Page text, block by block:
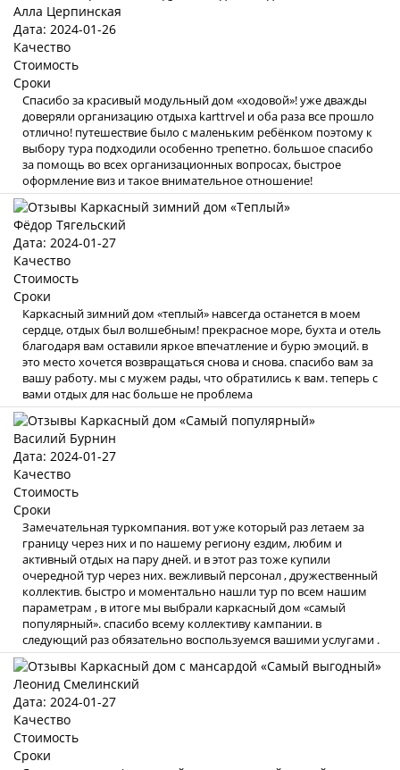
Алла Церпинская
Дата: 2024-01-26
Качество
Стоимость
Сроки
Спасибо за красивый модульный дом «ходовой»! уже дважды
доверяли организацию отдыха karttrvel и оба раза все прошло
отлично! путешествие было с маленьким ребёнком поэтому к
выбору тура подходили особенно трепетно. большое спасибо
за помощь во всех организационных вопросах, быстрое
оформление виз и такое внимательное отношение!
Фёдор Тягельский
Дата: 2024-01-27
Качество
Стоимость
Сроки
Каркасный зимний дом «теплый» навсегда останется в моем
сердце, отдых был волшебным! прекрасное море, бухта и отель
благодаря вам оставили яркое впечатление и бурю эмоций. в
это место хочется возвращаться снова и снова. спасибо вам за
вашу работу. мы с мужем рады, что обратились к вам. теперь с
вами отдых для нас больше не проблема
Василий Бурнин
Дата: 2024-01-27
Качество
Стоимость
Сроки
Замечательная туркомпания. вот уже который раз летаем за
границу через них и по нашему региону ездим, любим и
активный отдых на пару дней. и в этот раз тоже купили
очередной тур через них. вежливый персонал , дружественный
коллектив. быстро и моментально нашли тур по всем нашим
параметрам , в итоге мы выбрали каркасный дом «самый
популярный». спасибо всему коллективу кампании. в
следующий раз обязательно воспользуемся вашими услугами .
Леонид Смелинский
Дата: 2024-01-27
Качество
Стоимость
Сроки